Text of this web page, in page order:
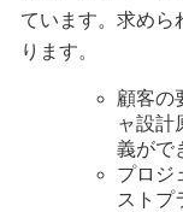
ています。求めら
ります。
顧客の
ャ設計
義がで
プロジ
ストプ